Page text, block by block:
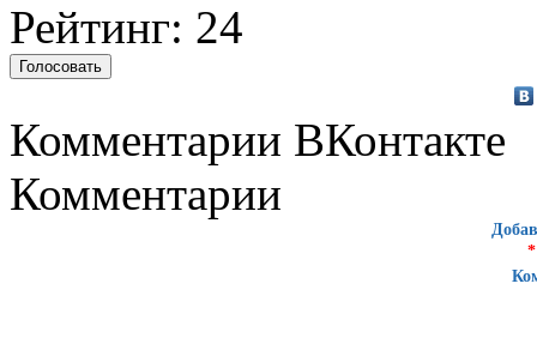
Рейтинг: 24
Комментарии ВКонтакте
Комментарии
*